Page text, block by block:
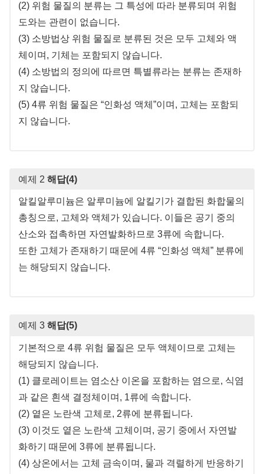
(2) 위험 물질의 분류는 그 특성에 따라 분류되며 위험
도와는 관련이 없습니다.
(3) 소방법상 위험 물질로 분류된 것은 모두 고체와 액
체이며, 기체는 포함되지 않습니다.
(4) 소방법의 정의에 따르면 특별류라는 분류는 존재하
지 않습니다.
(5) 4류 위험 물질은 “인화성 액체”이며, 고체는 포함되
지 않습니다.
예제 2 해답(4)
알킬알루미늄은 알루미늄에 알킬기가 결합된 화합물의
총칭으로, 고체와 액체가 있습니다. 이들은 공기 중의
산소와 접촉하면 자연발화하므로 3류에 속합니다.
또한 고체가 존재하기 때문에 4류 “인화성 액체” 분류에
는 해당되지 않습니다.
예제 3 해답(5)
기본적으로 4류 위험 물질은 모두 액체이므로 고체는
해당되지 않습니다.
(1) 클로레이트는 염소산 이온을 포함하는 염으로, 식염
과 같은 흰색 결정체이며, 1류에 속합니다.
(2) 옅은 노란색 고체로, 2류에 분류됩니다.
(3) 이것도 옅은 노란색 고체이며, 공기 중에서 자연발
화하기 때문에 3류에 분류됩니다.
(4) 상온에서는 고체 금속이며, 물과 격렬하게 반응하기